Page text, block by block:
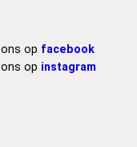
op facebook
op instagram